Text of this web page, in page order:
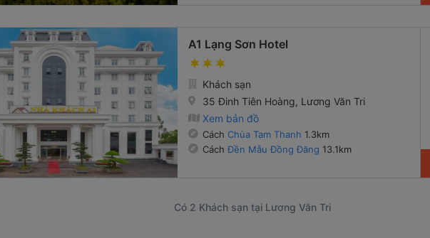
A1 Lạng Sơn Hotel
Khách sạn
35 Đinh Tiên Hoàng, Lương Văn Tri
Xem bản đồ
Cách Chùa Tam Thanh 1.3km
CáchĐền Mẫu Đồng Đăng 13.1km
Có 2 Khách sạn tại Lương Văn Tri